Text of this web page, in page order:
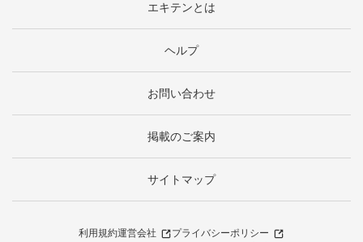
エキテンとは
ヘルプ
お問い合わせ
掲載のご案内
サイトマップ
利用規約運営会社
プライバシーポリシー